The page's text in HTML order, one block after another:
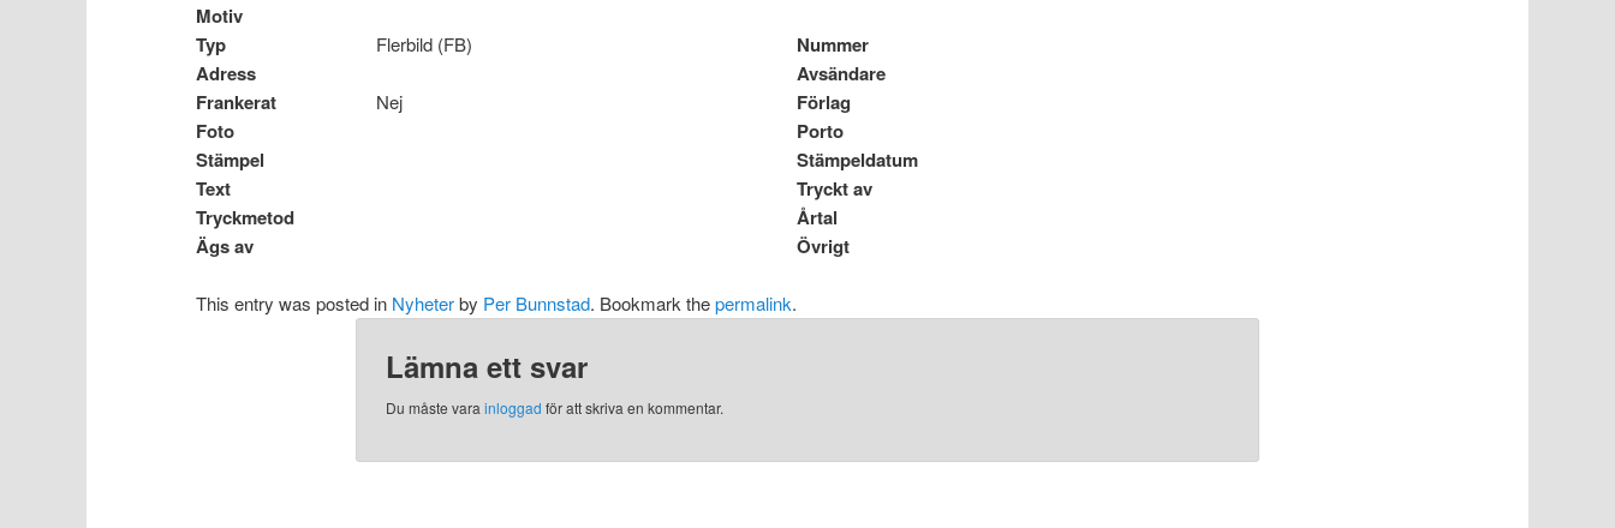
Motiv
Typ
Flerbild (FB)
Nummer
Adress
Avsändare
Frankerat
Nej
Förlag
Foto
Porto
Stämpel
Stämpeldatum
Text
Tryckt av
Tryckmetod
Årtal
Ägs av
Övrigt
This entry was posted in Nyheterby Per Bunnstad. Bookmark thepermalink.
Lämna ett svar
Du måste varainloggad för att skriva en kommentar.